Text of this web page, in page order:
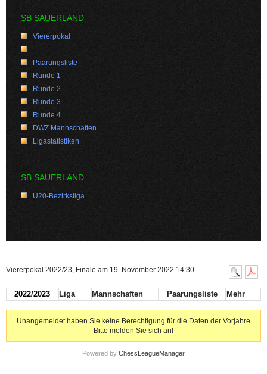
SB SAUERLAND
Viererpokal
Paarungsliste
Runde 1
Runde 2
Runde 3
Runde 4
DWZ Mannschaften
Ligastatistiken
SB SAUERLAND
U20-Bezirksliga
Viererpokal 2022/23, Finale am 19. November 2022 14:30
2022/2023 Liga Mannschaften Paarungsliste Mehr
Unangemeldet haben Sie keine Berechtigung für die Daten der Vorjahre
Bitte melden Sie sich an!
Powered by ChessLeagueManager